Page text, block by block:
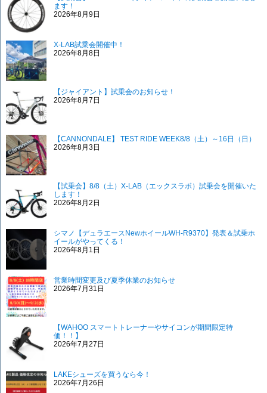
ます！
2026年8月9日
X-LAB試乗会開催中！
2026年8月8日
【ジャイアント】試乗会のお知らせ！
2026年8月7日
【CANNONDALE】 TEST RIDE WEEK8/8（土）～16日（日）
2026年8月3日
【試乗会】8/8（土）X-LAB（エックスラボ）試乗会を開催いた
します！
2026年8月2日
シマノ【デュラエースNewホイールWH-R9370】発表＆試乗ホ
イールがやってくる！
2026年8月1日
営業時間変更及び夏季休業のお知らせ
2026年7月31日
【WAHOO スマートトレーナーやサイコンが期間限定特
価！！】
2026年7月27日
LAKEシューズを買うなら今！
2026年7月26日